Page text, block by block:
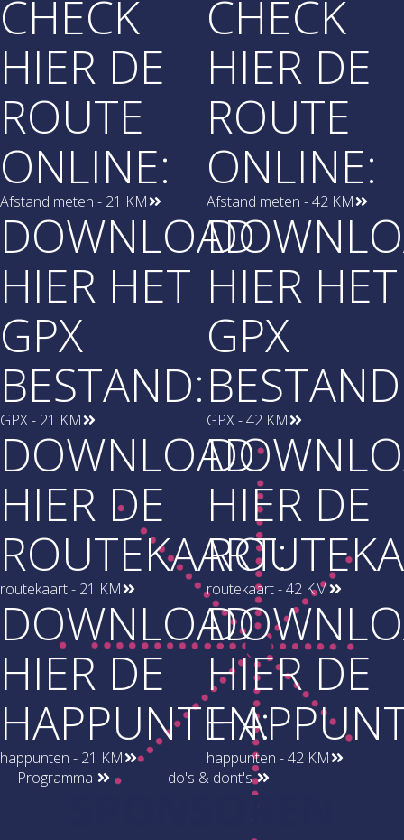
CHECK
HIER DE
ROUTE
ONLINE:
Afstand meten - 21 KM
DOWNLOAD
HIER HET
GPX
BESTAND:
GPX - 21 KM
DOWNLOAD
HIER DE
ROUTEKAART:
routekaart - 21 KM
DOWNLOAD
HIER DE
HAPPUNTEN:
happunten - 21 KM
CHECK
HIER DE
ROUTE
ONLINE:
Afstand meten - 42 KM
HIER HET
GPX
GPX - 42 KM
HIER DE
routekaart - 42 KM
HIER DE
happunten - 42 KM
Programma
do's & dont's
SPONSOREN